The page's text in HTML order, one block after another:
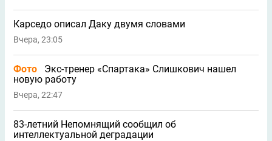
Карседо описал Даку двумя словами
Вчера, 23:05
Фото
Экс-тренер «Спартака» Слишкович нашел
новую работу
Вчера, 22:47
83-летний Непомнящий сообщил об
интеллектуальной деградации